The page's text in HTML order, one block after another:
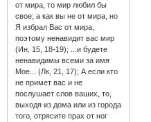
от мира, то мир любил бы
свое; а как вы не от мира, но
Я избрал Вас от мира,
поэтому ненавидит вас мир
(Ин, 15, 18-19); ...и будете
ненавидимы всеми за имя
Мое... (Лк, 21, 17); А если кто
не примет вас и не
послушает слов ваших, то,
выходя из дома или из города
того, отрясите прах от ног